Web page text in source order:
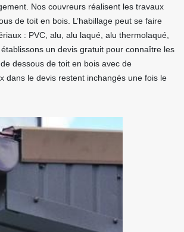
Nos couvreurs réalisent les travaux
de toit en bois. L’habillage peut se faire
: PVC, alu, alu laqué, alu thermolaqué,
un devis gratuit pour connaître les
dessous de toit en bois avec de
dans le devis restent inchangés une fois le